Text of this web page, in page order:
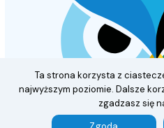
Ta strona korzysta z
najwyższym poziomie. Dalsze
zgadzasz się